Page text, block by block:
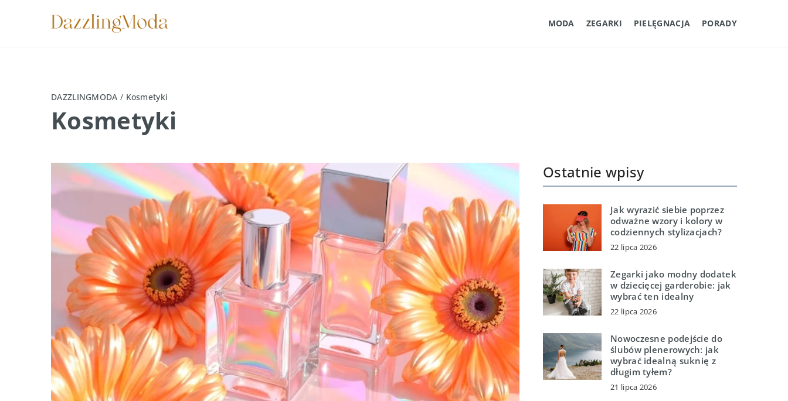
MODA ZEGARKI PIELĘGNACJA PORADY
DAZZLINGMODA / Kosmetyki
Kosmetyki
Ostatnie wpisy
Jak wyrazić siebie poprzez
odważne wzory i kolory w
codziennych stylizacjach?
22 lipca 2026
Zegarki jako modny dodatek
w dziecięcej garderobie: jak
wybrać ten idealny
22 lipca 2026
Nowoczesne podejście do
ślubów plenerowych: jak
wybrać idealną suknię z
długim tyłem?
21 lipca 2026